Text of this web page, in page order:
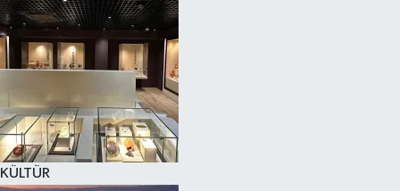
KÜLTÜR